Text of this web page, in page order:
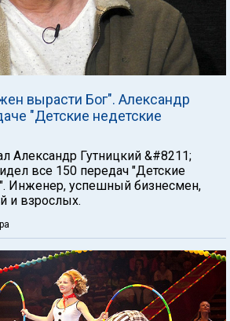
вырасти Бог". Александр
"Детские недетские
Александр Гутницкий &#8211;
все 150 передач "Детские
Инженер, успешный бизнесмен,
и взрослых.